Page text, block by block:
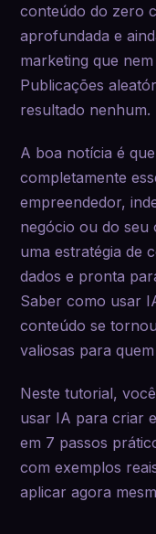
conteúdo do zero
aprofundada e
marketing que
Publicações
resultado nenhum.
A boa notícia é
completamente
empreendedor,
negócio ou do
uma estratégia de
dados e pronta
Saber como usar
conteúdo se
valiosas para
Neste tutorial,
usar IA para criar
em 7 passos
com exemplos
aplicar agora